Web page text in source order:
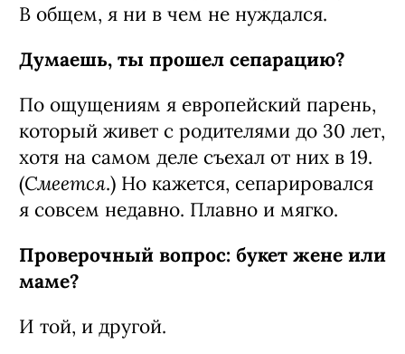
Кстати, немного психоанализа. Какие
у тебя отношения с родителями?
У меня сильная связь с мамой: она
врач, а я ипохондрик. С детства я искал
у себя болячки, но она не поддавалась:
«Ты мужик или кто? Давай-ка
сильная духом. Безумно ее люблю. С